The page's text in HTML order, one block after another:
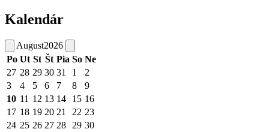
Kalendár
August2026
Po Ut St Št Pia So Ne
27 28 29 30 31 1
2
3
4 5 6 7 8
9
10 11 12 13 14 15 16
17 18 19 20 21 22 23
24 25 26 27 28 29 30